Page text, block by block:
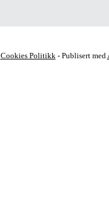
Cookies Politikk - Publisert med